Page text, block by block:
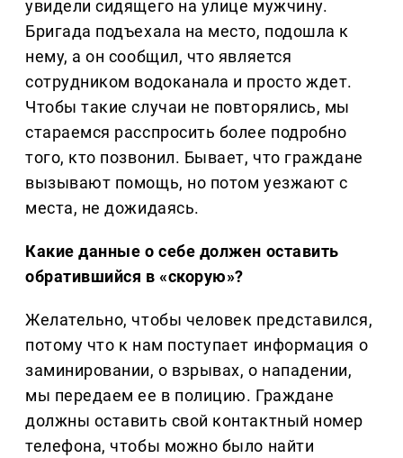
увидели сидящего на улице мужчину.
Бригада подъехала на место, подошла к
нему, а он сообщил, что является
сотрудником водоканала и просто ждет.
Чтобы такие случаи не повторялись, мы
стараемся расспросить более подробно
того, кто позвонил. Бывает, что граждане
вызывают помощь, но потом уезжают с
места, не дожидаясь.
Какие данные о себе должен оставить
обратившийся в «скорую»?
Желательно, чтобы человек представился,
потому что к нам поступает информация о
заминировании, о взрывах, о нападении,
мы передаем ее в полицию. Граждане
должны оставить свой контактный номер
телефона, чтобы можно было найти